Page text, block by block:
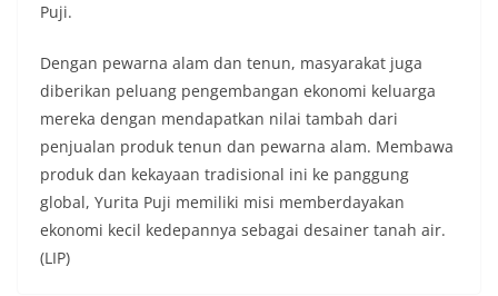
Puji.
Dengan pewarna alam dan tenun, masyarakat juga
diberikan peluang pengembangan ekonomi keluarga
mereka dengan mendapatkan nilai tambah dari
penjualan produk tenun dan pewarna alam. Membawa
produk dan kekayaan tradisional ini ke panggung
global, Yurita Puji memiliki misi memberdayakan
ekonomi kecil kedepannya sebagai desainer tanah air.
(LIP)